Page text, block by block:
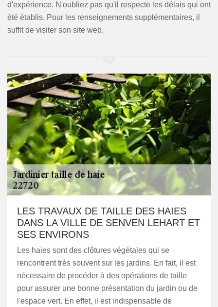
d'expérience. N'oubliez pas qu'il respecte les délais qui ont
été établis. Pour les renseignements supplémentaires, il
suffit de visiter son site web.
LES TRAVAUX DE TAILLE DES HAIES
DANS LA VILLE DE SENVEN LEHART ET
SES ENVIRONS
Les haies sont des clôtures végétales qui se
rencontrent très souvent sur les jardins. En fait, il est
nécessaire de procéder à des opérations de taille
pour assurer une bonne présentation du jardin ou de
l'espace vert. En effet, il est indispensable de